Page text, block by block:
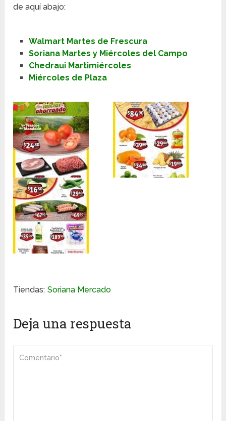
de aquí abajo:
Walmart Martes de Frescura
Soriana Martes y Miércoles del Campo
Chedraui Martimiércoles
Miércoles de Plaza
Tiendas: Soriana Mercado
Deja una respuesta